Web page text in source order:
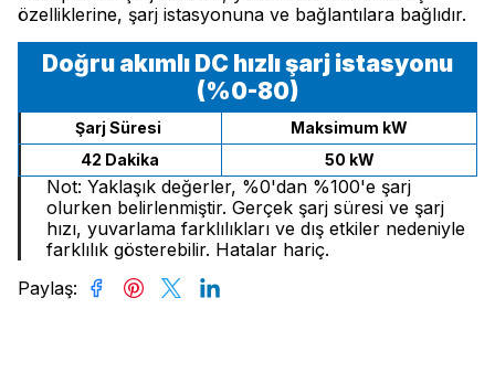
özelliklerine, şarj istasyonuna ve bağlantılara bağlıdır.
Doğru akımlı DC hızlı şarj istasyonu
(%0-80)
Şarj Süresi
Maksimum kW
42 Dakika
50 kW
Not: Yaklaşık değerler, %0'dan %100'e şarj
olurken belirlenmiştir. Gerçek şarj süresi ve şarj
hızı, yuvarlama farklılıkları ve dış etkiler nedeniyle
farklılık gösterebilir. Hatalar hariç.
Paylaş: